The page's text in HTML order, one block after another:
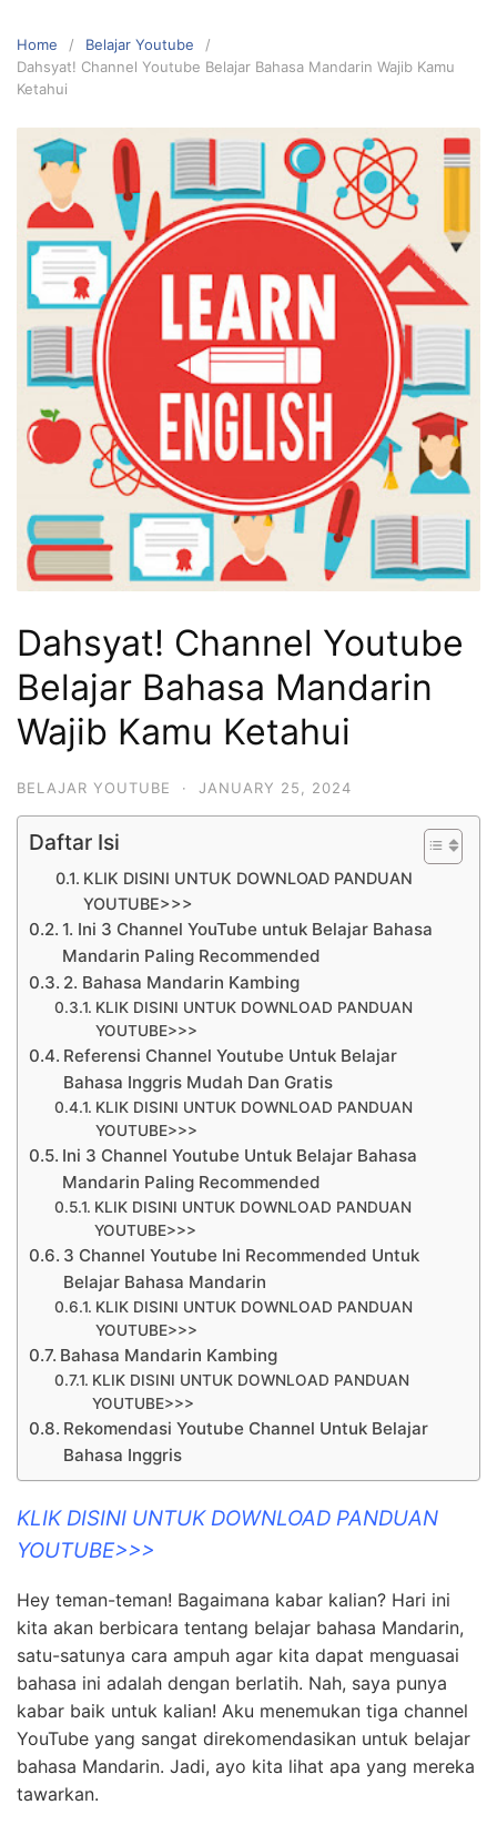
Home
Belajar Youtube
Dahsyat! Channel Youtube Belajar Bahasa Mandarin Wajib Kamu
Ketahui
Dahsyat! Channel Youtube
Belajar Bahasa Mandarin
Wajib Kamu Ketahui
BELAJAR YOUTUBE · JANUARY 25, 2024
Daftar Isi
KLIK DISINI UNTUK DOWNLOAD PANDUAN
YOUTUBE>>>
1. Ini 3 Channel YouTube untuk Belajar Bahasa
Mandarin Paling Recommended
2. Bahasa Mandarin Kambing
KLIK DISINI UNTUK DOWNLOAD PANDUAN
YOUTUBE>>>
Referensi Channel Youtube Untuk Belajar
Bahasa Inggris Mudah Dan Gratis
KLIK DISINI UNTUK DOWNLOAD PANDUAN
YOUTUBE>>>
Ini 3 Channel Youtube Untuk Belajar Bahasa
Mandarin Paling Recommended
KLIK DISINI UNTUK DOWNLOAD PANDUAN
YOUTUBE>>>
3 Channel Youtube Ini Recommended Untuk
Belajar Bahasa Mandarin
KLIK DISINI UNTUK DOWNLOAD PANDUAN
YOUTUBE>>>
Bahasa Mandarin Kambing
KLIK DISINI UNTUK DOWNLOAD PANDUAN
YOUTUBE>>>
Rekomendasi Youtube Channel Untuk Belajar
Bahasa Inggris
KLIK DISINI UNTUK DOWNLOAD PANDUAN
YOUTUBE>>>
Hey teman-teman! Bagaimana kabar kalian? Hari ini
kita akan berbicara tentang belajar bahasa Mandarin,
satu-satunya cara ampuh agar kita dapat menguasai
bahasa ini adalah dengan berlatih. Nah, saya punya
kabar baik untuk kalian! Aku menemukan tiga channel
YouTube yang sangat direkomendasikan untuk belajar
bahasa Mandarin. Jadi, ayo kita lihat apa yang mereka
tawarkan.